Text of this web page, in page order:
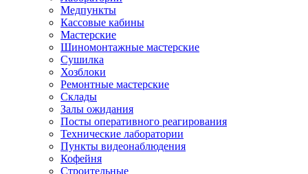
Медпункты
Кассовые кабины
Мастерские
Шиномонтажные мастерские
Сушилка
Хозблоки
Ремонтные мастерские
Склады
Залы ожидания
Посты оперативного реагирования
Технические лаборатории
Пункты видеонаблюдения
Кофейня
Строительные